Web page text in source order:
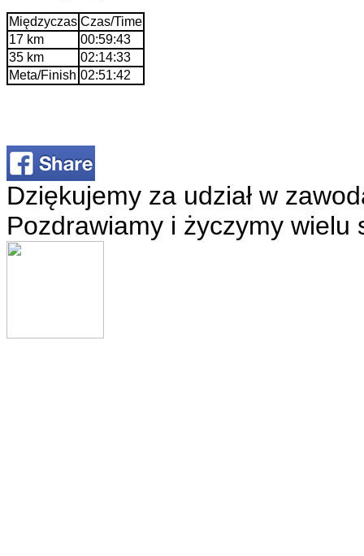
Międzyczas Czas/Time
17 km
00:59:43
35 km
02:14:33
Meta/Finish 02:51:42
Dziękujemy za udział w
Pozdrawiamy i życzymy wielu